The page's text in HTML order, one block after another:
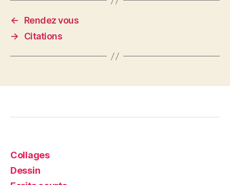
←
Rendez vous
→
Citations
Collages
Dessin